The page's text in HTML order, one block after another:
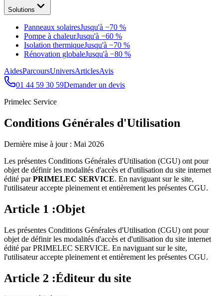
Solutions
Panneaux solairesJusqu'à −70 %
Pompe à chaleurJusqu'à −60 %
Isolation thermiqueJusqu'à −70 %
Rénovation globaleJusqu'à −80 %
AidesParcoursUniversArticlesAvis
01 44 59 30 59Demander un devis
Primelec Service
Conditions Générales d'Utilisation
Dernière mise à jour : Mai 2026
Les présentes Conditions Générales d'Utilisation (CGU) ont pour
objet de définir les modalités d'accès et d'utilisation du site internet
édité parPRIMELEC SERVICE. En naviguant sur le site,
l'utilisateur accepte pleinement et entièrement les présentes CGU.
Article 1 :Objet
Les présentes Conditions Générales d'Utilisation (CGU) ont pour
objet de définir les modalités d'accès et d'utilisation du site internet
édité par PRIMELEC SERVICE. En naviguant sur le site,
l'utilisateur accepte pleinement et entièrement les présentes CGU.
Article 2 :Éditeur du site